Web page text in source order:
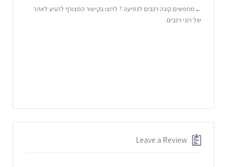
←מחפשים קונה רכבים לנסיעה ? לחצו בקישור המצורף להגיע לאתר
של רוני רכבים.
Leave a Review